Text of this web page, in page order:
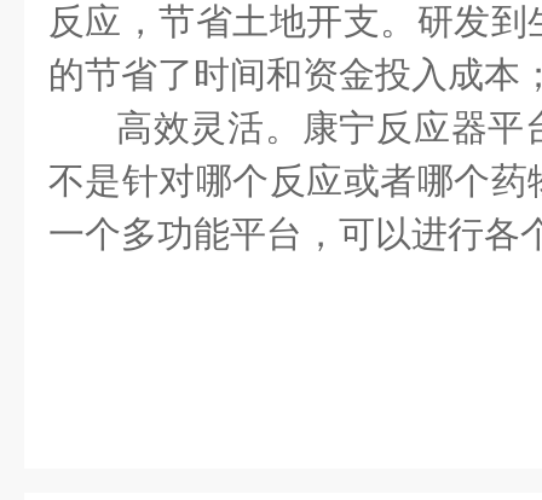
反应，节省土地开支。研发
的节省了时间和资金投入成本
高效灵活。康宁反应器平
不是针对哪个反应或者哪个
一个多功能平台，可以进行各